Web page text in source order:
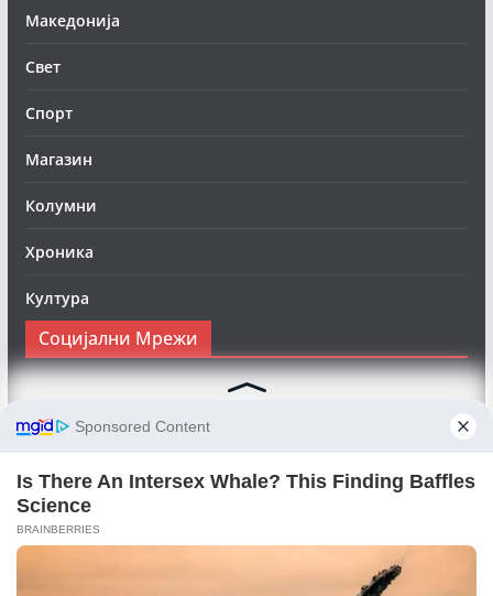
Македонија
Свет
Спорт
Магазин
Колумни
Хроника
Култура
Социјални Мрежи
Следете нè на Фејсбук за да сте во тек со најновите